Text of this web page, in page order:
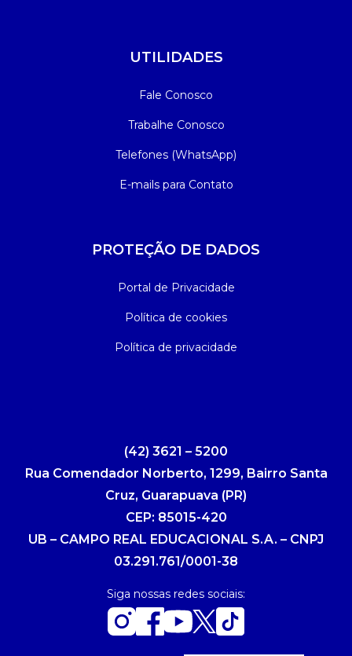
UTILIDADES
Fale Conosco
Trabalhe Conosco
Telefones (WhatsApp)
E-mails para Contato
PROTEÇÃO DE DADOS
Portal de Privacidade
Política de cookies
Política de privacidade
(42) 3621 – 5200
Rua Comendador Norberto, 1299, Bairro Santa
Cruz, Guarapuava (PR)
CEP: 85015-420
UB – CAMPO REAL EDUCACIONAL S.A. – CNPJ
03.291.761/0001-38
Siga nossas redes sociais: